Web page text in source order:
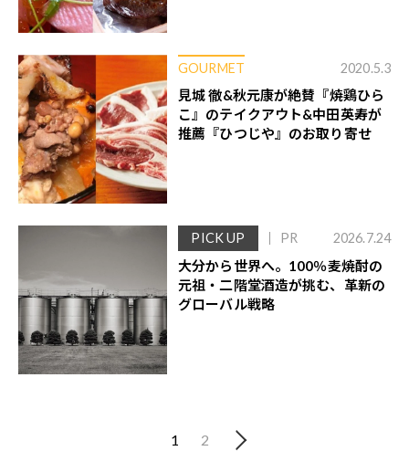
GOURMET 2020.5.3
見城 徹&秋元康が絶賛『焼鶏ひら
こ』のテイクアウト&中田英寿が
推薦『ひつじや』のお取り寄せ
PICK UP PR 2026.7.24
大分から世界へ。100％麦焼酎の
元祖・二階堂酒造が挑む、革新の
グローバル戦略
1 2